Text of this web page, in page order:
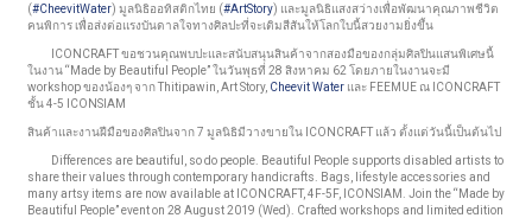
(#CheevitWater) มูลนิธิออทิสติกไทย (#ArtStory) และมูลนิธิแสงสว่างเพื่อพัฒนาคุณภาพชีวิต
คนพิการ เพื่อส่งต่อแรงบันดาลใจทางศิลปะที่จะเติมสีสันให้โลกใบนี้สวยงามยิ่งขึ้น
ICONCRAFT ขอชวนคุณพบปะและสนับสนุนสินค้าจากสองมือของกลุ่มศิลปินแสนพิเศษนี้
ในงาน “Made by Beautiful People” ในวันพุธที่ 28 สิงหาคม 62 โดยภายในงานจะมี
workshop ของน้องๆ จาก Thitipawin, Art Story, Cheevit Water และ FEEMUE ณ ICONCRAFT
ชั้น 4-5 ICONSIAM
สินค้าและงานฝีมือของศิลปินจาก 7 มูลนิธิมีวางขายใน ICONCRAFT แล้ว ตั้งแต่วันนี้เป็นต้นไป
Differences are beautiful, so do people. Beautiful People supports disabled artists to
share their values through contemporary handicrafts. Bags, lifestyle accessories and
many artsy items are now available at ICONCRAFT, 4F-5F, ICONSIAM. Join the “Made by
Beautiful People” event on 28 August 2019 (Wed). Crafted workshops and limited edition